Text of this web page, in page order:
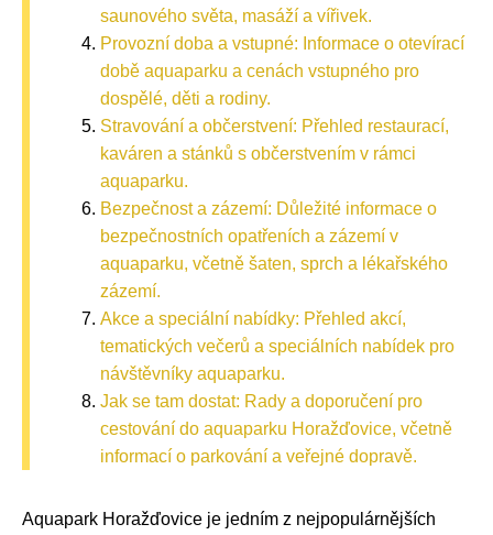
saunového světa, masáží a vířivek.
Provozní doba a vstupné: Informace o otevírací
době aquaparku a cenách vstupného pro
dospělé, děti a rodiny.
Stravování a občerstvení: Přehled restaurací,
kaváren a stánků s občerstvením v rámci
aquaparku.
Bezpečnost a zázemí: Důležité informace o
bezpečnostních opatřeních a zázemí v
aquaparku, včetně šaten, sprch a lékařského
zázemí.
Akce a speciální nabídky: Přehled akcí,
tematických večerů a speciálních nabídek pro
návštěvníky aquaparku.
Jak se tam dostat: Rady a doporučení pro
cestování do aquaparku Horažďovice, včetně
informací o parkování a veřejné dopravě.
Aquapark Horažďovice je jedním z nejpopulárnějších